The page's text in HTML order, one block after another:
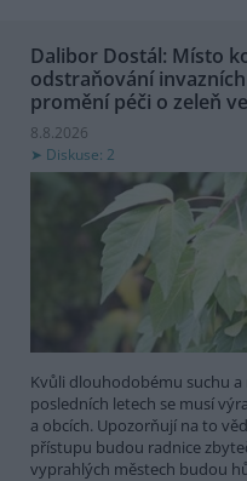
Dalibor Dostál: Místo
odstraňování
promění péči o zeleň
8.8.2026
Diskuse: 2
Kvůli dlouhodobému suchu
posledních letech se musí
a obcích. Upozorňují na to
přístupu budou radnice
vyprahlých městech budou